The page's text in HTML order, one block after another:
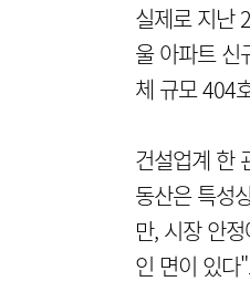
실제로 지난
울 아파트 신
체 규모 404
건설업계 한
동산은 특성
만, 시장 안
인 면이 있다